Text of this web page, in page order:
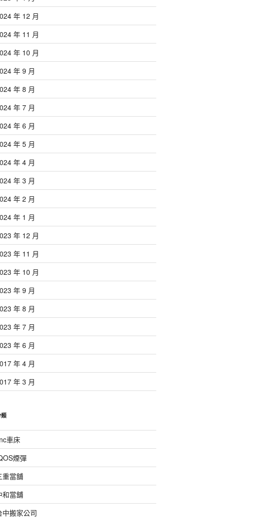
年 12 月
年 11 月
年 10 月
年 9 月
年 8 月
年 7 月
年 6 月
年 5 月
年 4 月
年 3 月
年 2 月
年 1 月
年 12 月
年 11 月
年 10 月
年 9 月
年 8 月
年 7 月
年 6 月
年 4 月
年 3 月
車床
煙彈
重當舖
和當舖
中搬家公司